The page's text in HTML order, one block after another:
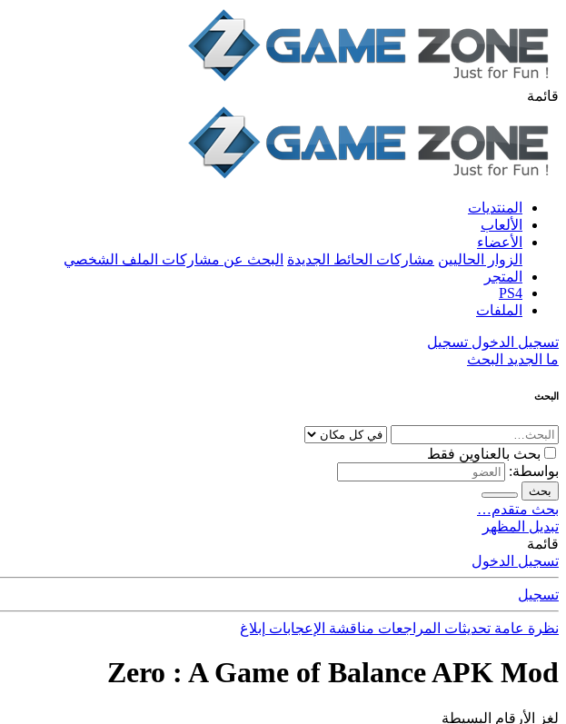
قائمة
المنتديات
الألعاب
الأعضاء
الزوار الحاليين مشاركات الحائط الجديدة البحث عن مشاركات الملف الشخصي
المتجر
PS4
الملفات
تسجيل الدخول تسجيل
ما الجديد البحث
البحث
بحث بالعناوين فقط
بواسطة:
بحث
بحث متقدم…
تبديل المظهر
قائمة
تسجيل الدخول
تسجيل
نظرة عامة تحديثات المراجعات مناقشة الإعجابات إبلاغ
Zero : A Game of Balance APK Mod
لغز الأرقام البسيطة